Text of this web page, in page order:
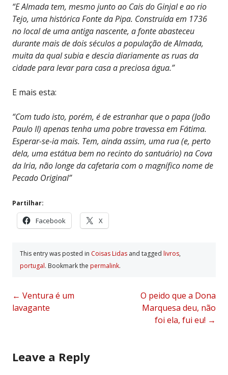
“E Almada tem, mesmo junto ao Cais do Ginjal e ao rio
Tejo, uma histórica Fonte da Pipa. Construída em 1736
no local de uma antiga nascente, a fonte abasteceu
durante mais de dois séculos a população de Almada,
muita da qual subia e descia diariamente as ruas da
cidade para levar para casa a preciosa água.”
E mais esta:
“Com tudo isto, porém, é de estranhar que o papa (João
Paulo II) apenas tenha uma pobre travessa em Fátima.
Esperar-se-ia mais. Tem, ainda assim, uma rua (e, perto
dela, uma estátua bem no recinto do santuário) na Cova
da Iria, não longe da cafetaria com o magnífico nome de
Pecado Original”
Partilhar:
Facebook X
This entry was posted in Coisas Lidas and tagged livros,
portugal. Bookmark the permalink.
Post
navigation
← Ventura é um
lavagante
O peido que a Dona
Marquesa deu, não
foi ela, fui eu! →
Leave a Reply